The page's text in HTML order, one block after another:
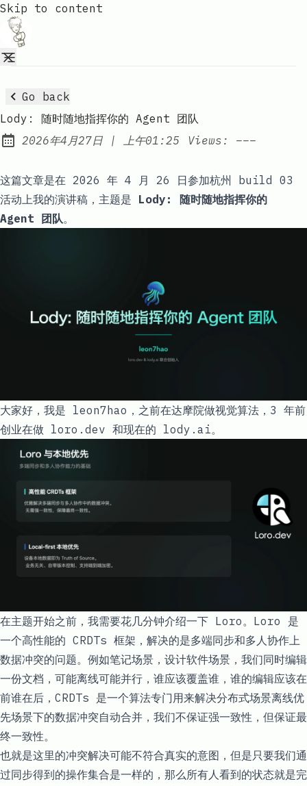
Skip to content
Go back
Lody: 随时随地指挥你的 Agent 团队
Published:
2026年4月27日 | at
上午01:25 Views: –––
这篇文章是在 2026 年 4 月 26 日参加杭州 build 03
活动上我的演讲稿，主题是 Lody: 随时随地指挥你的
Agent 团队。
大家好，我是 leon7hao ，之前在达摩院做视觉算法，3 年前
创业在做 loro.dev 和现在的 lody.ai。
在主题开始之前，我需要花几分钟介绍一下 Loro。Loro 是
一个高性能的 CRDTs 框架，解决的是多端同步和多人协作上
数据冲突的问题。例如笔记场景，设计软件场景，我们同时编辑
一份文档，可能离线可能并行，谁应该覆盖谁，谁的编辑应该在
前谁在后，CRDTs 是一个算法专门用来解决分布式场景离线优
先场景下的数据冲突自动合并，我们不保证强一致性，但保证最
终一致性。
也就是这里的冲突解决可能不符合真实的意图，但是只要我们通
过同步得到的操作集合是一样的，那么所有人看到的状态就是完